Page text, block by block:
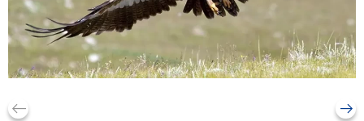
keyboard_backspace arrow_right_alt